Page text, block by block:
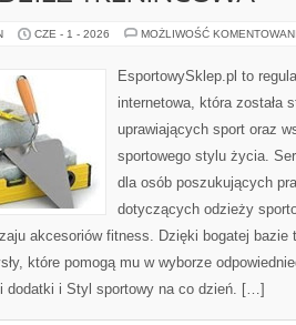
CZE - 1 - 2026 MOŻLIWOŚĆ
EsportowySklep.pl to
internetowa, która została
uprawiających sport oraz
sportowego stylu życia.
dla osób poszukujących
dotyczących odzieży
akcesoriów fitness. Dzięki bogatej
które pomogą mu w wyborze
dodatki i Styl sportowy na co dzień. […]